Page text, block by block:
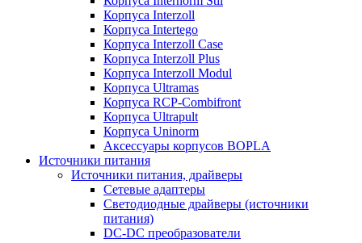
Корпуса Interzoll
Корпуса Intertego
Корпуса Interzoll Case
Корпуса Interzoll Plus
Корпуса Interzoll Modul
Корпуса Ultramas
Корпуса RCP-Combifront
Корпуса Ultrapult
Корпуса Uninorm
Аксессуары корпусов BOPLA
Источники питания
Источники питания, драйверы
Сетевые адаптеры
Светодиодные драйверы (источники
питания)
DC-DC преобразователи